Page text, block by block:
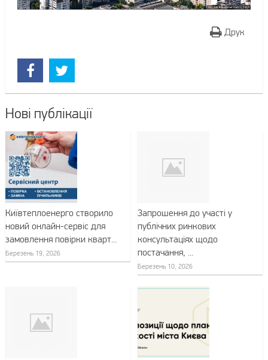
Друк
Нові публікації
Київтеплоенерго створило
новий онлайн-сервіс для
замовлення повірки кварт...
Березень 19, 2026
Запрошення до участі у
публічних ринкових
консультаціях щодо
постачання, ...
Березень 10, 2026